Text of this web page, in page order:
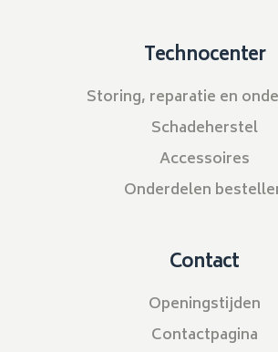
Technocenter
Storing, reparatie en
Schadeherstel
Accessoires
Onderdelen
Contact
Openingstijden
Contactpagina